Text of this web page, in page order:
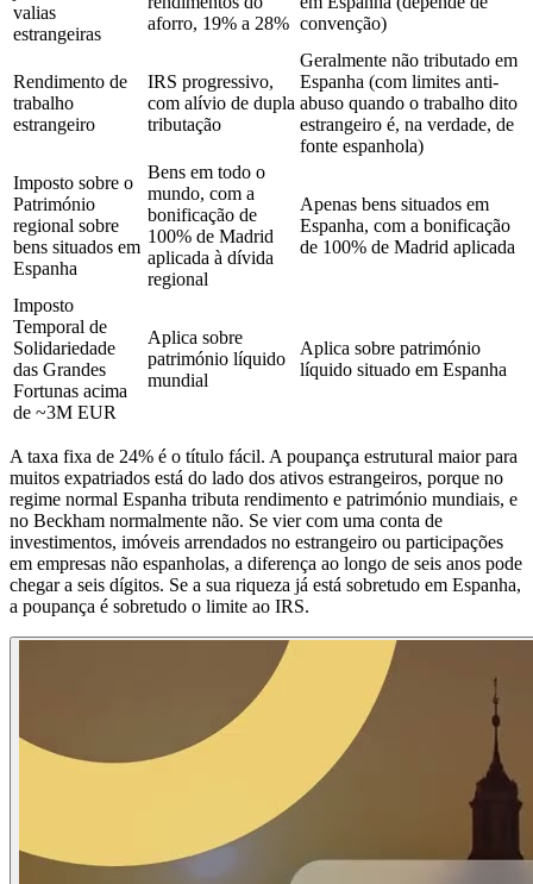
valias
estrangeiras
aforro, 19% a 28% convenção)
Rendimento de
trabalho
estrangeiro
IRS progressivo,
com alívio de dupla
tributação
Geralmente não tributado em
Espanha (com limites anti-
abuso quando o trabalho dito
estrangeiro é, na verdade, de
fonte espanhola)
Imposto sobre o
Património
regional sobre
bens situados em
Espanha
Bens em todo o
mundo, com a
bonificação de
100% de Madrid
aplicada à dívida
regional
Apenas bens situados em
Espanha, com a bonificação
de 100% de Madrid aplicada
Imposto
Temporal de
Solidariedade
das Grandes
Fortunas acima
de ~3M EUR
Aplica sobre
património líquido
mundial
Aplica sobre património
líquido situado em Espanha
A taxa fixa de 24% é o título fácil. A poupança estrutural maior para
muitos expatriados está do lado dos ativos estrangeiros, porque no
regime normal Espanha tributa rendimento e património mundiais, e
no Beckham normalmente não. Se vier com uma conta de
investimentos, imóveis arrendados no estrangeiro ou participações
em empresas não espanholas, a diferença ao longo de seis anos pode
chegar a seis dígitos. Se a sua riqueza já está sobretudo em Espanha,
a poupança é sobretudo o limite ao IRS.